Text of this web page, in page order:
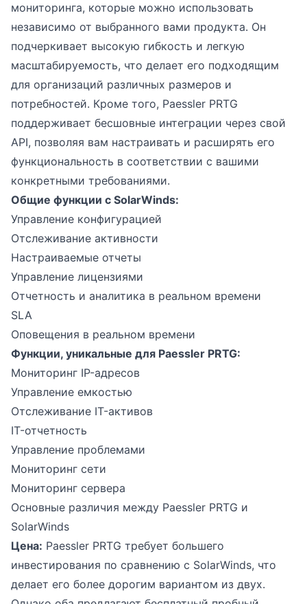
мониторинга, которые можно использовать
независимо от выбранного вами продукта. Он
подчеркивает высокую гибкость и легкую
масштабируемость, что делает его подходящим
для организаций различных размеров и
потребностей. Кроме того, Paessler PRTG
поддерживает бесшовные интеграции через свой
API, позволяя вам настраивать и расширять его
функциональность в соответствии с вашими
конкретными требованиями.
Общие функции с SolarWinds:
Управление конфигурацией
Отслеживание активности
Настраиваемые отчеты
Управление лицензиями
Отчетность и аналитика в реальном времени
SLA
Оповещения в реальном времени
Функции, уникальные для Paessler PRTG:
Мониторинг IP-адресов
Управление емкостью
Отслеживание IT-активов
IT-отчетность
Управление проблемами
Мониторинг сети
Мониторинг сервера
Основные различия между Paessler PRTG и
SolarWinds
Цена: Paessler PRTG требует большего
инвестирования по сравнению с SolarWinds, что
делает его более дорогим вариантом из двух.